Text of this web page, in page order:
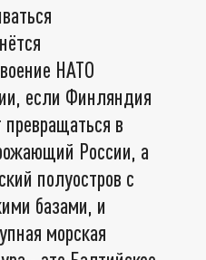
НАТО
если Финляндия
в
России, а
полуостров с
базами, и
морская